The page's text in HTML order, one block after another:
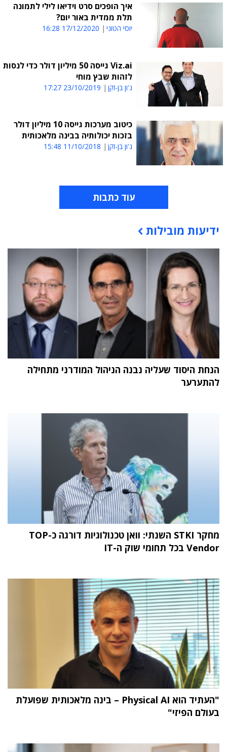
איך הופכים סרט וידיאו לילי לתמונה
תלת ממדית באור יום?
יוסי הטוני 17/12/2020 16:28
Viz.ai גייסה 50 מיליון דולר כדי לנסות
לזהות שבץ מוחי
ג'ון בן-זקן 23/10/2019 17:27
כיטוב מערכות גייסה 10 מיליון דולר
בזכות יכולותיה בבינה מלאכותית
ג'ון בן-זקן 11/10/2018 15:48
עוד כתבות
תוכן פרסומי
ידיעות מובילות
הנחת היסוד שעליה נבנה הניהול המודרני מתחילה
להתערער
מחקר STKI השנתי: וואן טכנולוגיות דורגה כ-TOP
Vendor בכל תחומי שוק ה-IT
"העתיד הוא Physical AI – בינה מלאכותית שפועלת
בעולם הפיזי"